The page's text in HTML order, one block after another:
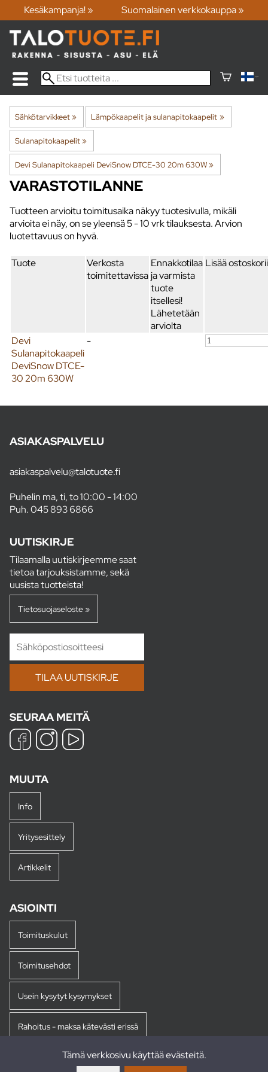
Kesäkampanja! » Suomalainen verkkokauppa »
Sähkötarvikkeet‪» Lämpökaapelit ja sulanapitokaapelit ‪»
Sulanapitokaapelit‪»
Devi Sulanapitokaapeli DeviSnow DTCE-30 20m 630W‪»
VARASTOTILANNE
Tuotteen arvioitu toimitusaika näkyy tuotesivulla, mikäli
arvioita ei näy, on se yleensä5 - 10 vrktilauksesta. Arvion
luotettavuus on hyvä.
Tuote
Verkosta
toimitettavissa
Ennakkotilaa
ja varmista
tuote
itsellesi!
Lähetetään
arviolta
Lisää
Devi
Sulanapitokaapeli
DeviSnow DTCE-
30 20m 630W
-
ASIAKASPALVELU
asiakaspalvelu@talotuote.fi
Puhelin ma, ti, to 10:00 - 14:00
Puh.045 893 6866
UUTISKIRJE
Tilaamalla uutiskirjeemme saat
tietoa tarjouksistamme, sekä
uusista tuotteista!
Tietosuojaseloste »
SEURAA MEITÄ
MUUTA
Info
Yritysesittely
Artikkelit
ASIOINTI
Toimituskulut
Toimitusehdot
Usein kysytyt kysymykset
Rahoitus - maksa kätevästi erissä
Tämä verkkosivu käyttää evästeitä.